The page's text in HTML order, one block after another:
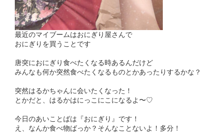
最近のマイブームはおにぎり屋さんで
おにぎりを買うことです︎︎
唐突におにぎり食べたくなる時あるんだけど
みんなも何か突然食べたくなるものとかあったりするかな？
突然はるかちゃんに会いたくなった！
とかだと、はるかはにっこにこになるよ〜♡
今日のあいことばは『おにぎり』です！
え、なんか食べ物ばっか？そんなことないよ！多分！